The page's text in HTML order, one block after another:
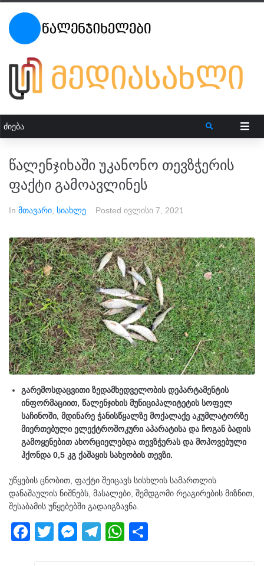
წალენჯიხაში უკანონო თევზჭერის
ფაქტი გამოავლინეს
In მთავარი სიახლე Posted ივლისი 7, 2021
გარემოსდაცვითი ზედამხედველობის დეპარტამენტის
ინფორმაციით, წალენჯიხის მუნიციპალიტეტის სოფელ
საჩინოში, მდინარე ჭანისწყალზე მოქალაქე აკუმლატორზე
მიერთებული ელექტროშოკური აპარატისა და ჩოგან ბადის
გამოყენებით ახორციელებდა თევზჭერას და მოპოვებული
ჰქონდა 0,5 კგ ქაშაყის სახეობის თევზი.
უწყების ცნობით, ფაქტი შეიცავს სისხლის სამართლის
დანაშაულის ნიშნებს, მასალები, შემდგომი რეაგირების მიზნით,
შესაბამის უწყებებში გადაიგზავნა.
F
T
M
T
W